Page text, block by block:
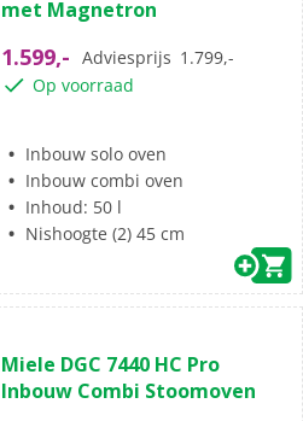
de
sterren.
met Magnetron
1.599,- Adviesprijs 1.799,-
Op voorraad
Inbouw solo oven
Inbouw combi oven
Inhoud: 50 l
Nishoogte (2) 45 cm
van
de
Miele DGC 7440 HC Pro
Inbouw Combi Stoomoven